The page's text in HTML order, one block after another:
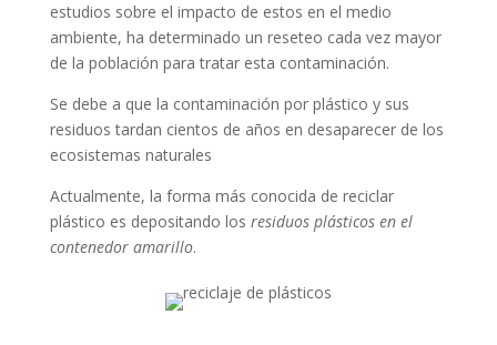
estudios sobre el impacto de estos en el medio
ambiente, ha determinado un reseteo cada vez mayor
de la población para tratar esta contaminación.
Se debe a que la contaminación por plástico y sus
residuos tardan cientos de años en desaparecer de los
ecosistemas naturales
Actualmente, la forma más conocida de reciclar
plástico es depositando los residuos plásticos en el
contenedor amarillo.